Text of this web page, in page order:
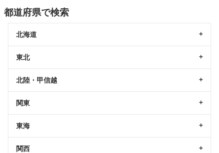
都道府県で検索
北海道
東北
北陸・甲信越
関東
東海
関西